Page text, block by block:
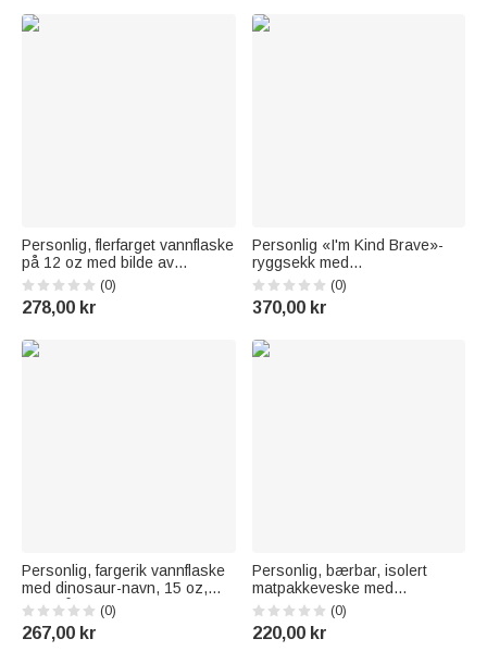
Personlig, flerfarget vannflaske
på 12 oz med bilde av
fødselsblomst og
tegneseriefigur, med sugerør
og navn – skoleoppstart- og
gutter
(0)
278,00 kr
Personlig «I'm Kind Brave»-
ryggsekk med
tegneseriefigurer for barn, stor
kapasitet og navn på ryggen –
perfekt som tilbake-til-skolen-
og jenter
(0)
370,00 kr
Personlig, fargerik vannflaske
med dinosaur-navn, 15 oz,
med håndtak og sugerør – en
gave til barn til skolestart eller
bursdag, perfekt for utendørs
(0)
267,00 kr
Personlig, bærbar, isolert
matpakkeveske med
tegneseriefigur av en dinosaur
for barn, med navn og
nettinglomme – skolestart- og
(0)
220,00 kr